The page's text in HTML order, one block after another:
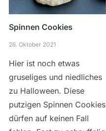
Spinnen Cookies
26. Oktober 2021
Hier ist noch etwas
gruseliges und niedliches
zu Halloween. Diese
putzigen Spinnen Cookies
dürfen auf keinen Fall